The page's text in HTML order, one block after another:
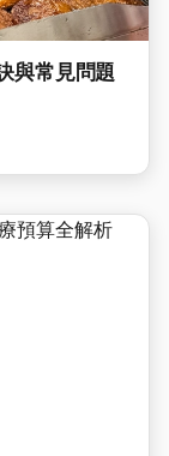
與常見問題